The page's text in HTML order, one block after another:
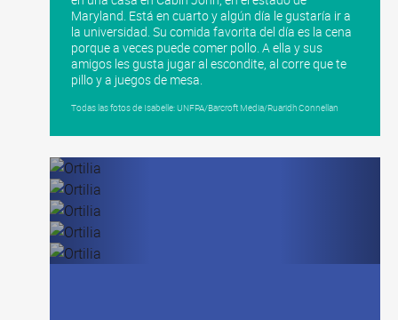
Maryland. Está en cuarto y algún día le gustaría ir a
la universidad. Su comida favorita del día es la cena
porque a veces puede comer pollo. A ella y sus
amigos les gusta jugar al escondite, al corre que te
pillo y a juegos de mesa.
Todas las fotos de Isabelle: UNFPA/Barcroft Media/Ruaridh Connellan